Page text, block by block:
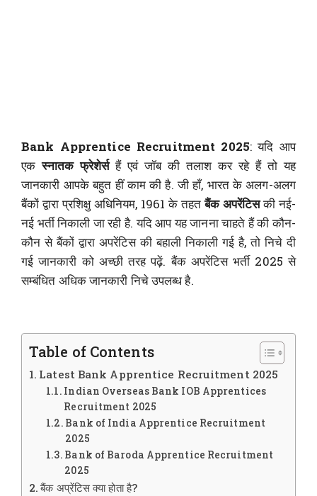
Bank Apprentice Recruitment 2025: यदि आप
एकस्नातक फ्रेशेर्सहैं एवं जॉब की तलाश कर रहे हैं तो यह
जानकारी आपके बहुत हीं काम की है. जी हाँ, भारत के अलग-अलग
बैंकों द्वारा प्रशिक्षु अधिनियम, 1961 के तहतबैंक अपरेंटिसकी नई-
नई भर्ती निकाली जा रही है. यदि आप यह जानना चाहते हैं की कौन-
कौन से बैंकों द्वारा अपरेंटिस की बहाली निकाली गई है, तो निचे दी
गई जानकारी को अच्छी तरह पढ़ें. बैंक अपरेंटिस भर्ती 2025 से
सम्बंधित अधिक जानकारी निचे उपलब्ध है.
Table of Contents
Latest Bank Apprentice Recruitment 2025
Indian Overseas Bank IOB Apprentices
Recruitment 2025
Bank of India Apprentice Recruitment
2025
Bank of Baroda Apprentice Recruitment
2025
बैंक अप्रेंटिस क्या होता है?